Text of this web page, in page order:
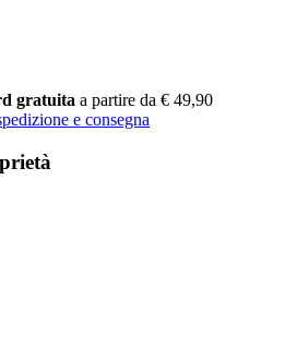
gratuita a partire da € 49,90
e consegna